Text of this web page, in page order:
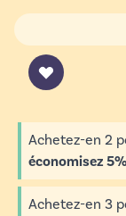
Achetez-en 2
économisez 5
Achetez-en 3